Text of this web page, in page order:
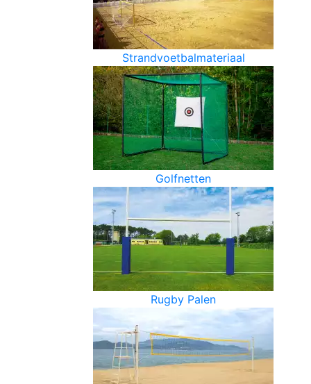
Strandvoetbalmateriaal
Golfnetten
Rugby Palen